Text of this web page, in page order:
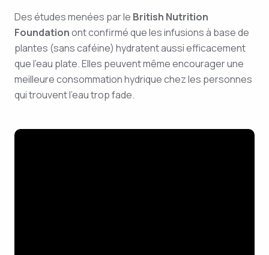
Des études menées par le British Nutrition
Foundationont confirmé que les infusions à base de
plantes (sans caféine) hydratent aussi efficacement
que l’eau plate. Elles peuvent même encourager une
meilleure consommation hydrique chez les personnes
qui trouvent l’eau trop fade.